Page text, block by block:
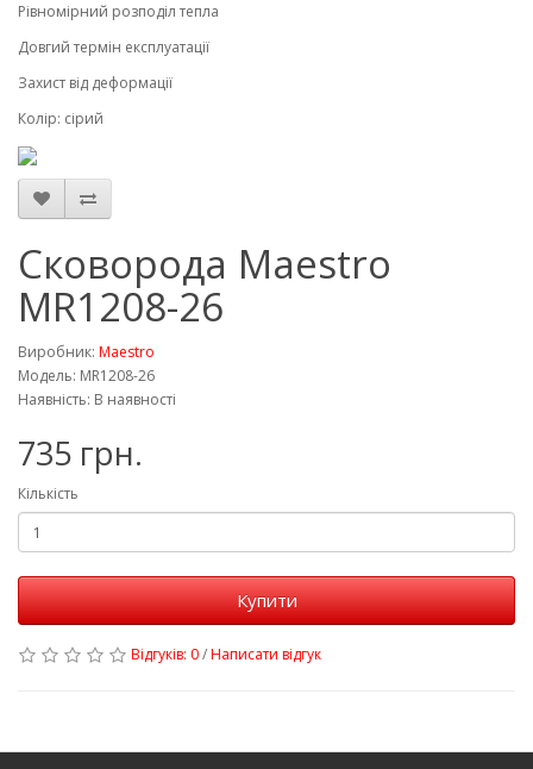
Рівномірний розподіл тепла
Довгий термін експлуатації
Захист від деформації
Колір: сірий
Сковорода Maestro
MR1208-26
Виробник: Maestro
Модель: MR1208-26
Наявність: В наявності
735 грн.
Кількість
Купити
Відгуків: 0/Написати відгук